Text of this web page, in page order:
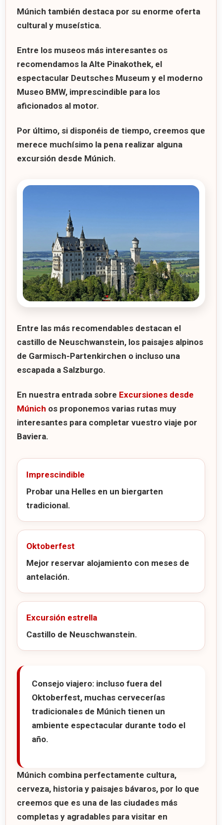
Múnich también destaca por su enorme oferta
cultural y museística.
Entre los museos más interesantes os
recomendamos la Alte Pinakothek, el
espectacular Deutsches Museum y el moderno
Museo BMW, imprescindible para los
aficionados al motor.
Por último, si disponéis de tiempo, creemos que
merece muchísimo la pena realizar alguna
excursión desde Múnich.
Entre las más recomendables destacan el
castillo de Neuschwanstein, los paisajes alpinos
de Garmisch-Partenkirchen o incluso una
escapada a Salzburgo.
En nuestra entrada sobre Excursiones desde
Múnich os proponemos varias rutas muy
interesantes para completar vuestro viaje por
Baviera.
Imprescindible
Probar una Helles en un biergarten
tradicional.
Oktoberfest
Mejor reservar alojamiento con meses de
antelación.
Excursión estrella
Castillo de Neuschwanstein.
Consejo viajero: incluso fuera del
Oktoberfest, muchas cervecerías
tradicionales de Múnich tienen un
ambiente espectacular durante todo el
año.
Múnich combina perfectamente cultura,
cerveza, historia y paisajes bávaros, por lo que
creemos que es una de las ciudades más
completas y agradables para visitar en